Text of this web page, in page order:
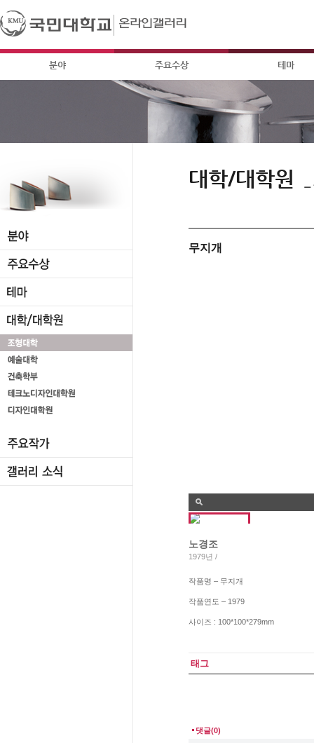
분야 주요수상 테마
대학/대학원
무지개
노경조
1979년 /
작품명 – 무지개
작품연도 – 1979
사이즈 : 100*100*279mm
태그
댓글(0)